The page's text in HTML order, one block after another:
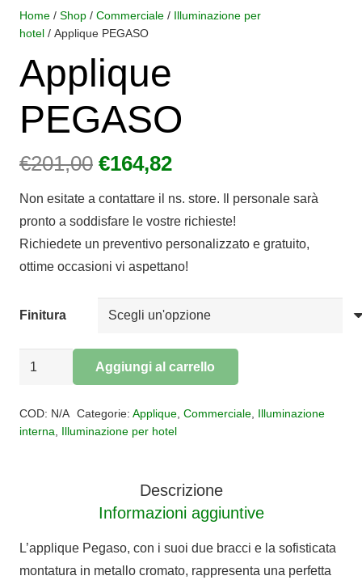
Home / Shop / Commerciale / Illuminazione per
hotel / Applique PEGASO
Applique
PEGASO
€201,00 Il
originale
era:
€201,00.
€164,82Il
attuale
è:
€164,82.
Non esitate a contattare il ns. store. Il personale sarà
pronto a soddisfare le vostre richieste!
Richiedete un preventivo personalizzato e gratuito,
ottime occasioni vi aspettano!
Finitura
Applique
PEGASO
Aggiungi al carrello
COD: N/A Categorie: Applique, Commerciale, Illuminazione
interna
Illuminazione per hotel
Descrizione
Informazioni aggiuntive
L’applique Pegaso, con i suoi due bracci e la sofisticata
montatura in metallo cromato, rappresenta una perfetta